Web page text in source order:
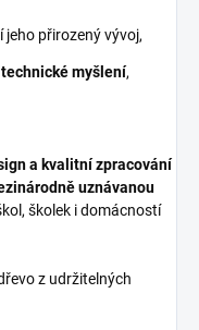
přirozený vývoj,
myšlení,
a kvalitní zpracování
uznávanou
školek i domácností
z udržitelných